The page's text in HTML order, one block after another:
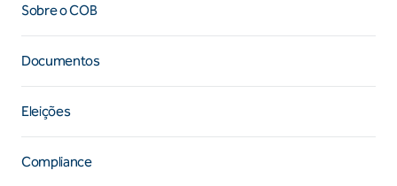
Sobre o COB
Documentos
Eleições
Compliance